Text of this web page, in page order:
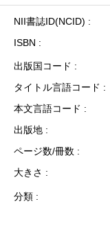
NII書誌ID(NCID)
ISBN
出版国コード
タイトル言語コード
本文言語コード
出版地
ページ数/冊数
大きさ
分類